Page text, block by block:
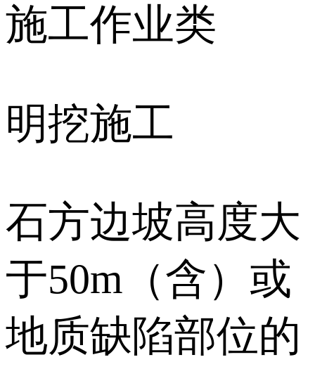
施工作业类
明挖施工
石方边坡高度大
于50m（含）或
地质缺陷部位的